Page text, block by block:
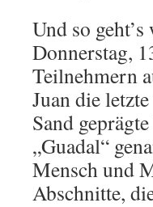
Und so
Donnerstag,
Teilnehmern
Juan die
Sand
„Guadal“
Mensch und
Abschnitte,